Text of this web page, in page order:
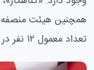
تعداد معمول ۱۲ نفر در جاهای دیگر متفاوت است.